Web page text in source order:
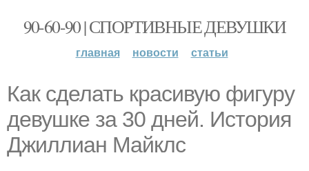
90-60-90 | СПОРТИВНЫЕ ДЕВУШКИ
главная новости статьи
Как сделать красивую фигуру
девушке за 30 дней. История
Джиллиан Майклс